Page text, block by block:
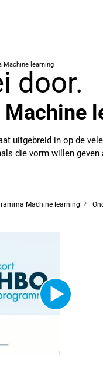
door.
Machine learning
uitgebreid in op de
die vorm willen
Machine learning